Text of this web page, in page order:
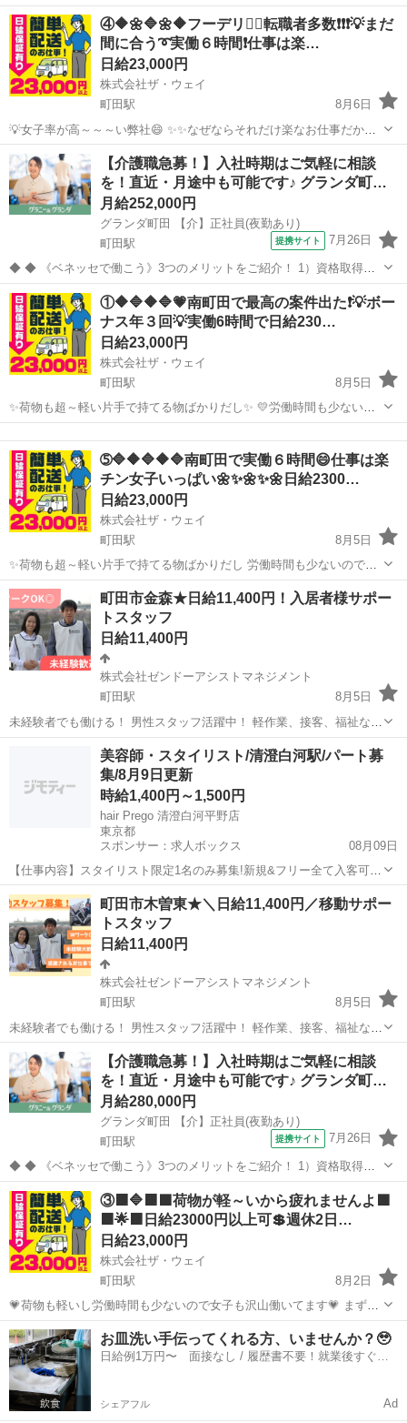
∵ 現在、お客様から多数のご依頼をいただいておりスタッフが不足し
ています 大手の家事代行で仕事が入らなくなったという方はぜひ！ カ
ジママ（ ht...
東京 町田市 町田駅 その他 スタッフ
④🔶🌼🔷🌼🔶フーデリ👉🏻転職者多数❗❗❗💡まだ
間に合う➰実働６時間❗️仕事は楽…
日給23,000円
株式会社ザ・ウェイ
町田駅
8月6日
💡女子率が高～～～い弊社😄 ✨✨なぜならそれだけ楽なお仕事だから
(^^♪ 💛💛女子でも楽勝で出来ちゃうお仕事💛💛 実働６時間の仕事って
こんな感じですよ😄 午前中に３時間配送・・・ ゆっくりお...
東京 町田市 町田駅 ドライバー ギグワーク
【介護職急募！】入社時期はご気軽に相談
を！直近・月途中も可能です♪ グランダ町…
月給252,000円
グランダ町田 【介】正社員(夜勤あり)
町田駅
提携サイト 7月26日
◆ ◆ 《ベネッセで働こう》3つのメリットをご紹介！ 1）資格取得支
援制度＆受験・研修費の実費負担あり！(規定あり) 2）着実にキャリア
を磨けるでステップアップフィールドが充実！ 3）他社講座も受講
OK！ 《入社後サポ...
東京 町田市 町田駅 介護
①🔶🔷🔶🔷💗南町田で最高の案件出た❗️💡ボー
ナス年３回💡実働6時間で日給230…
日給23,000円
株式会社ザ・ウェイ
町田駅
8月5日
✨荷物も超～軽い片手で持てる物ばかりだし✨ 💛労働時間も少ないの
で女子も沢山働いてます💛 ✨✨まずは拠店に営業車で直行直帰❗️ 実働６
時間の仕事ってこんな感じですよ😄 まずはAM8時くらいに町田の倉
庫...
➄🔷🔶🔷🔶🔷南町田で実働６時間😄仕事は楽
チン女子いっぱい🌼✨🌼✨🌼日給2300…
日給23,000円
株式会社ザ・ウェイ
町田駅
8月5日
✨荷物も超～軽い片手で持てる物ばかりだし 労働時間も少ないので女
子も沢山働いてます💗 ⭐️よくある大手宅配業者の様に1個配送する事に
いくら・・・といった完全歩合制の個配送ではありません。 ⭐️1日の配
送個数...
東京 町田市 町田駅 ドライバー ギグワーク
町田市金森★日給11,400円！入居者様サポー
トスタッフ
日給11,400円
株式会社ゼンドーアシストマネジメント
町田駅
8月5日
未経験者でも働ける！ 男性スタッフ活躍中！ 軽作業、接客、福祉など
のお仕事です。 まずはエントランスの椅子で、 待機していてくださ
町田駅 その他 スタッフ
美容師・スタイリスト/清澄白河駅/パート募
集/8月9日更新
時給1,400円～1,500円
hair Prego 清澄白河平野店
東京都
スポンサー：求人ボックス
08月09日
【仕事内容】スタイリスト限定1名のみ募集!新規&フリー全て入客可
時短勤務、業務委託もOK <募集職種> 美容師 <仕事内容> 現在予約を
お断りしている状態ですので、新規とフリーは全てあなたにお願いす
る形です! ご来店されるお客様...
アルバイト・パート
町田市木曽東★＼日給11,400円／移動サポー
トスタッフ
日給11,400円
株式会社ゼンドーアシストマネジメント
町田駅
8月5日
未経験者でも働ける！ 男性スタッフ活躍中！ 軽作業、接客、福祉など
のお仕事です。 まずはエントランスの椅子で、 待機していてくださ
い。 ↓ スタンバイしている時間が長いですが、 専用の携帯電話が鳴
っ...
東京 町田市 町田駅 その他 スタッフ
【介護職急募！】入社時期はご気軽に相談
を！直近・月途中も可能です♪ グランダ町…
月給280,000円
グランダ町田 【介】正社員(夜勤あり)
町田駅
提携サイト 7月26日
◆ ◆ 《ベネッセで働こう》3つのメリットをご紹介！ 1）資格取得支
援制度＆受験・研修費の実費負担あり！(規定あり) 2）着実にキャリア
を磨けるでステップアップフィールドが充実！ 3）他社講座も受講
OK！ 《入社後サポ...
東京 町田市 町田駅 介護
③🟧🔷🟧🟩荷物が軽～いから疲れませんよ🟩
🟧🌟🟧日給23000円以上可💲週休2日…
日給23,000円
株式会社ザ・ウェイ
町田駅
8月2日
💗荷物も軽いし労働時間も少ないので女子も沢山働いてます💗 まずは
拠店に営業車で直行直帰❗️ 実働６時間の仕事ってこんな感じですよ😄
午前中に３時間配送・・・ ゆっくりお昼休み・・・ 午後から２時くら
いか...
東京 町田市 町田駅 ドライバー ギグワーク
お皿洗い手伝ってくれる方、いませんか？🥹
日給例1万円〜 面接なし / 履歴書不要！就業後すぐに
シェアフル Ad